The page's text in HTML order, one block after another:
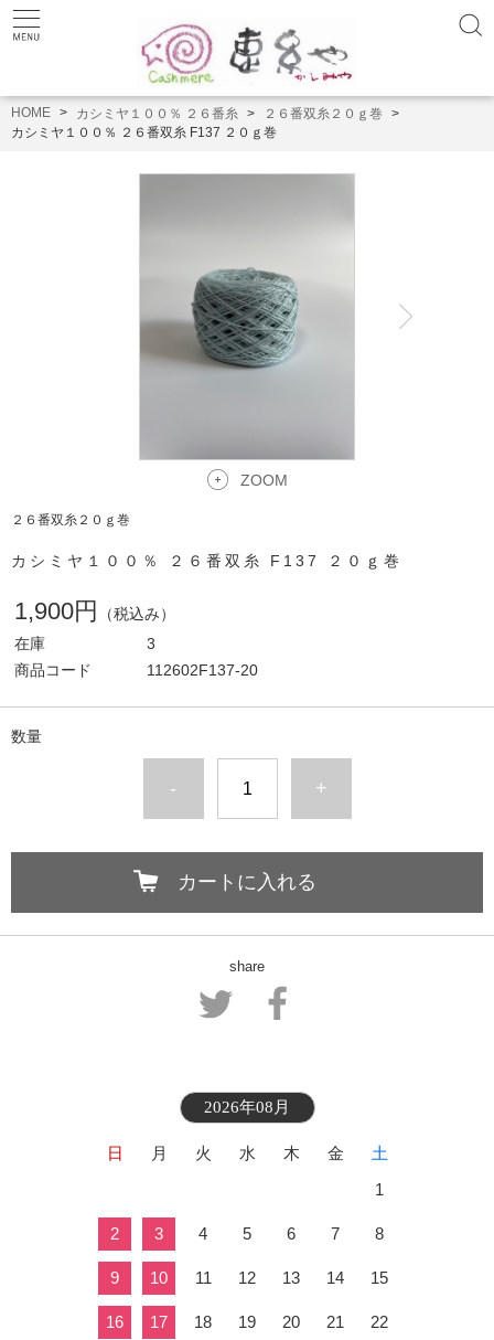
HOME カシミヤ１００％ ２６番糸
２６番双糸２０ｇ巻
カシミヤ１００％ ２６番双糸 F137 ２０ｇ巻
ZOOM
２６番双糸２０ｇ巻
カシミヤ１００％ ２６番双糸 F137 ２０ｇ巻
1,900円
（税込み）
在庫
3
商品コード
112602F137-20
数量
- +
カートに入れる
share
2026年08月
日 月 火 水 木 金
土
1
2 3 4 5 6 7 8
9 10 11 12 13 14 15
16 17 18 19 20 21 22